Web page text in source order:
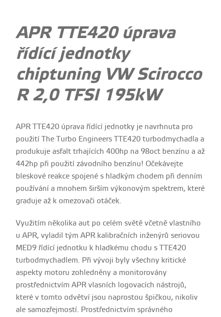
APR TTE420 úprava
řídící jednotky
chiptuning VW Scirocco
R 2,0 TFSI 195kW
APR TTE420 úprava řídící jednotky je navrhnuta pro
použití The Turbo Engineers TTE420 turbodmychadla a
produkuje asfalt trhajících 400hp na 98oct benzínu a až
442hp při použití závodního benzínu! Očekávejte
bleskové reakce spojené s hladkým chodem při denním
používání a mnohem širším výkonovým spektrem, které
graduje až k omezovači otáček.
Využitím několika aut po celém světě včetně vlastního
u APR, vyladil tým APR kalibračních inženýrů seriovou
MED9 řídící jednotku k hladkému chodu s TTE420
turbodmychadlem. Při vývoji byly všechny kritické
aspekty motoru zohledněny a monitorovány
prostřednictvím APR vlasních logovacích nástrojů,
které v tomto odvětví jsou naprostou špičkou, nikoliv
ale samozřejmostí. Prostřednictvím správného